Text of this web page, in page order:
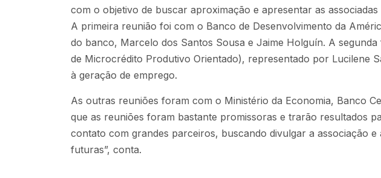
com o objetivo de buscar aproximação e apresentar as
A primeira reunião foi com o Banco de Desenvolvimento da
do banco, Marcelo dos Santos Sousa e Jaime Holguín. A
de Microcrédito Produtivo Orientado), representado por Lucilene
à geração de emprego.
As outras reuniões foram com o Ministério da Economia, Banco
que as reuniões foram bastante promissoras e trarão resultados
contato com grandes parceiros, buscando divulgar a associação e
futuras”, conta.